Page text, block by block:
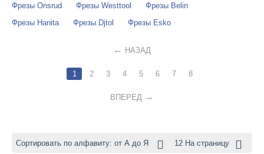
Фрезы Onsrud Фрезы Westtool
Фрезы Belin
Фрезы Hanita
Фрезы Djtol Фрезы Esko
НАЗАД
1 2 3 4 5 6 7 8
ВПЕРЕД
Сортировать по алфавиту: от А до Я 12 На страницу